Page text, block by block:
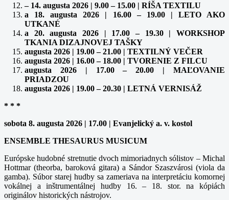
– 14. augusta 2026 | 9.00 – 15.00 | RÍŠA TEXTILU
a 18. augusta 2026 | 16.00 – 19.00 | LETO AKO
UTKANÉ
a 20. augusta 2026 | 17.00 – 19.30 | WORKSHOP
TKANIA DIZAJNOVEJ TAŠKY
augusta 2026 | 19.00 – 21.00 | TEXTILNÝ VEČER
augusta 2026 | 16.00 – 18.00 | TVORENIE Z FILCU
augusta 2026 | 17.00 – 20.00 | MAĽOVANIE
PRIADZOU
augusta 2026 | 19.00 – 20.30 | LETNÁ VERNISÁŽ
* * *
sobota 8. augusta 2026 | 17.00 | Evanjelický a. v. kostol
ENSEMBLE THESAURUS MUSICUM
Európske hudobné stretnutie dvoch mimoriadnych sólistov – Michal
Hottmar (theorba, baroková gitara) a Sándor Szaszvárosi (viola da
gamba). Súbor starej hudby sa zameriava na interpretáciu komornej
vokálnej a inštrumentálnej hudby 16. – 18. stor. na kópiách
originálov historických nástrojov.